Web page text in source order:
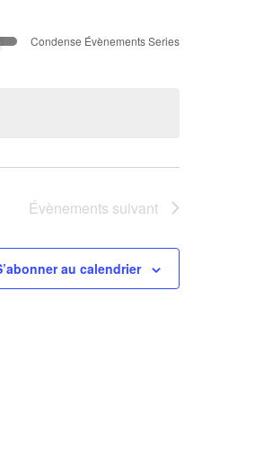
Condense Évènements Series
Évènements suivant
au calendrier